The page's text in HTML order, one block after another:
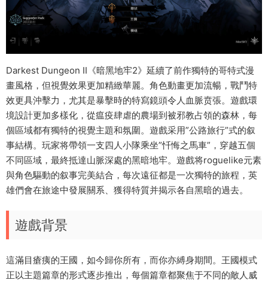
Darkest Dungeon II《暗黑地牢2》延續了前作獨特的哥特式漫
畫風格，但視覺效果更加精緻華麗。角色動畫更加流暢，戰鬥特
效更具沖擊力，尤其是暴擊時的特寫鏡頭令人血脈贲張。遊戲環
境設計更加多樣化，從瘟疫肆虐的農場到被邪教占領的森林，每
個區域都有獨特的視覺主題和氛圍。遊戲采用”公路旅行”式的叙
事結構。玩家将帶領一支四人小隊乘坐”忏悔之馬車”，穿越五個
不同區域，最終抵達山脈深處的黑暗地牢。遊戲将roguelike元素
與角色驅動的叙事完美結合，每次遠征都是一次獨特的旅程，英
雄們會在旅途中發展關系、獲得特質并揭示各自黑暗的過去。
遊戲背景
這滿目瘡痍的王國，如今歸你所有，而你亦縛身期間。王國模式
正以主題篇章的形式逐步推出，每個篇章都聚焦于不同的敵人威